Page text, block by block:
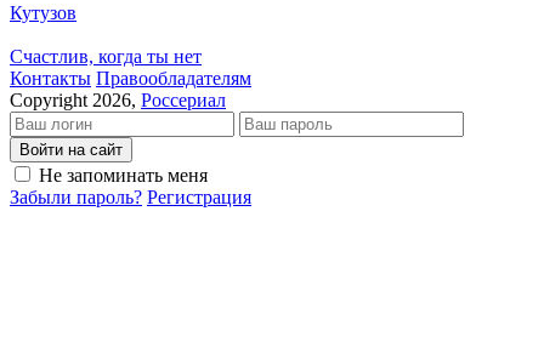
Кутузов
Счастлив, когда ты нет
Кон­так­ты Пра­во­об­ла­да­те­лям
Copyright 2026, Россериал
Войти на сайт
Не запоминать меня
Забыли пароль? Регистрация